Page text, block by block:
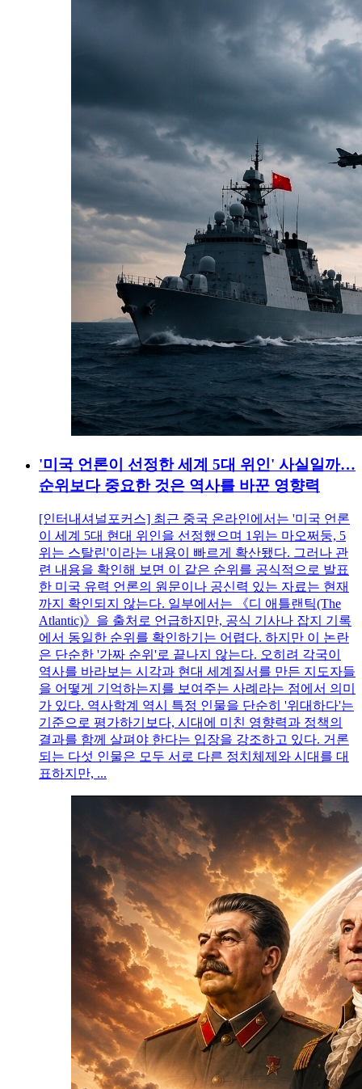
'미국 언론이 선정한 세계 5대 위인' 사실일까…
순위보다 중요한 것은 역사를 바꾼 영향력
[인터내셔널포커스] 최근 중국 온라인에서는 '미국 언론
이 세계 5대 현대 위인을 선정했으며 1위는 마오쩌둥, 5
위는 스탈린'이라는 내용이 빠르게 확산됐다. 그러나 관
련 내용을 확인해 보면 이 같은 순위를 공식적으로 발표
한 미국 유력 언론의 원문이나 공신력 있는 자료는 현재
까지 확인되지 않는다. 일부에서는 《디 애틀랜틱(The
Atlantic)》을 출처로 언급하지만, 공식 기사나 잡지 기록
에서 동일한 순위를 확인하기는 어렵다. 하지만 이 논란
은 단순한 '가짜 순위'로 끝나지 않는다. 오히려 각국이
역사를 바라보는 시각과 현대 세계질서를 만든 지도자들
을 어떻게 기억하는지를 보여주는 사례라는 점에서 의미
가 있다. 역사학계 역시 특정 인물을 단순히 '위대하다'는
기준으로 평가하기보다, 시대에 미친 영향력과 정책의
결과를 함께 살펴야 한다는 입장을 강조하고 있다. 거론
되는 다섯 인물은 모두 서로 다른 정치체제와 시대를 대
표하지만, ...